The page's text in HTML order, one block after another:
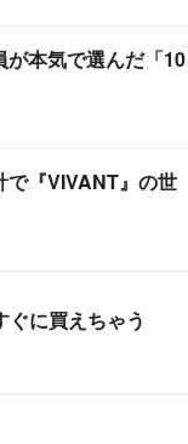
本気で選んだ「10
で『VIVANT』の世
ぐに買えちゃう